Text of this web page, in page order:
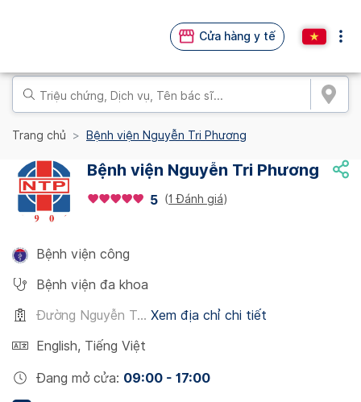
Cửa hàng y tế
Trang chủ Bệnh viện Nguyễn Tri Phương
Bệnh viện Nguyễn Tri Phương
5 (1 Đánh giá)
Bệnh viện công
Bệnh viện đa khoa
Đường Nguyễn T... Xem địa chỉ chi tiết
English, Tiếng Việt
Đang mở cửa: 09:00 - 17:00